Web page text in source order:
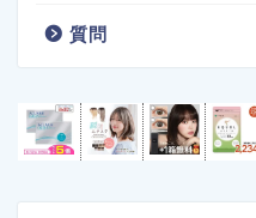
質問